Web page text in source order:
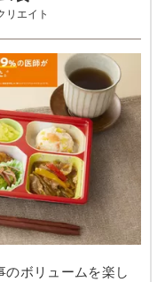
んぱく質：21.4g、脂
、ナトリウム：
お弁当献立の一例と
ご提供可能なメニュ
さい。
下
24.0g
リエイト
のボリュームを楽し